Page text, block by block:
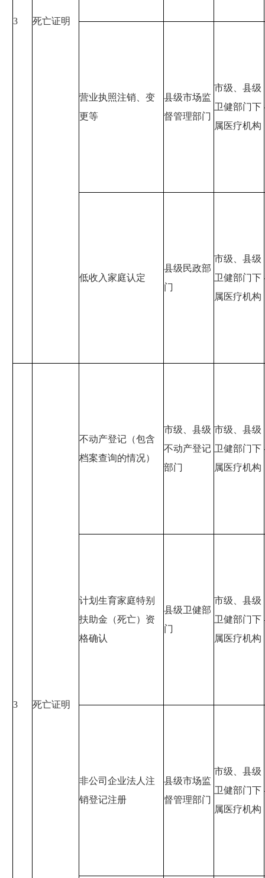
3 死亡证明
营业执照注销、变
更等
县级市场监
督管理部门
市级、县级
卫健部门下
属医疗机构
低收入家庭认定
县级民政部
门
市级、县级
卫健部门下
属医疗机构
3 死亡证明
不动产登记（包含
档案查询的情况）
市级、县级
不动产登记
部门
市级、县级
卫健部门下
属医疗机构
计划生育家庭特别
扶助金（死亡）资
格确认
县级卫健部
门
市级、县级
卫健部门下
属医疗机构
非公司企业法人注
销登记注册
县级市场监
督管理部门
市级、县级
卫健部门下
属医疗机构